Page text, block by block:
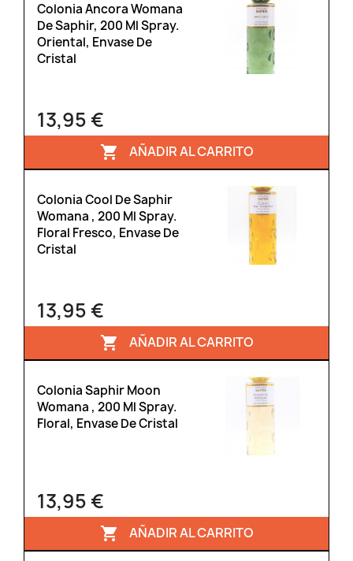
Colonia Ancora Womana
De Saphir, 200 Ml Spray.
Oriental, Envase De
Cristal
13,95 €
 AÑADIR AL CARRITO
Colonia Cool De Saphir
Womana , 200 Ml Spray.
Floral Fresco, Envase De
Cristal
13,95 €
 AÑADIR AL CARRITO
Colonia Saphir Moon
Womana , 200 Ml Spray.
Floral, Envase De Cristal
13,95 €
 AÑADIR AL CARRITO